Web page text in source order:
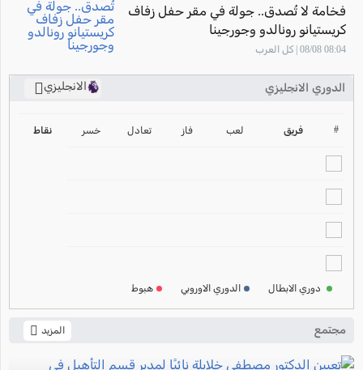
فخامة لا تُصدق.. جولة في مقر حفل زفاف
كريستيانو رونالدو وجورجينا
08:04 08/08 | كل العرب
الدوري الانجليزي
الانجليزي
2024-2025
ترتيب الدوري الايطالي
# فريق لعب فاز تعادل خسر نقاط
دوري الابطال الدوري الاوروبي هبوط
مجتمع المزيد